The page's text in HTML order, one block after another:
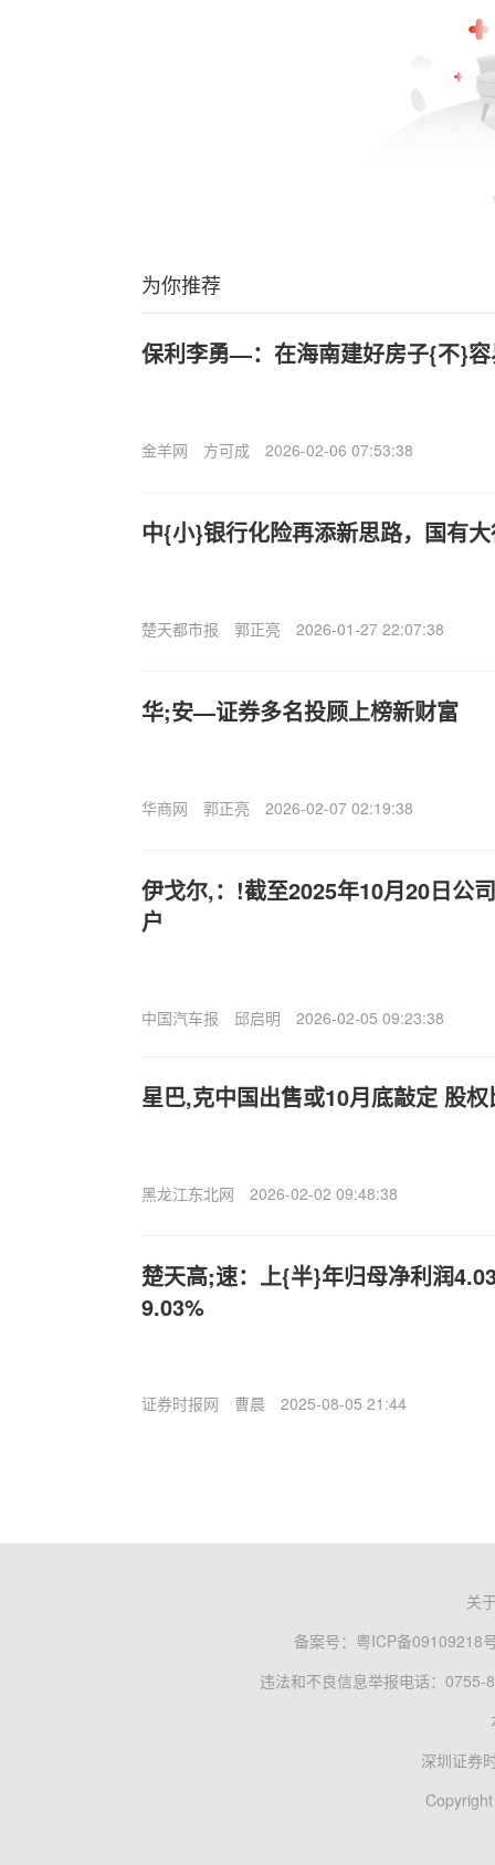
为你推荐
保利李勇—：在海南建好房子{不}
金羊网 方可成 2026-02-06 07:53:38
中{小}银行化险再添新思路，国有
楚天都市报 郭正亮 2026-01-27 22:07:38
华;安—证券多名投顾上榜新财富
华商网 郭正亮 2026-02-07 02:19:38
伊戈尔,：!截至2025年10月20日公
户
中国汽车报 邱启明 2026-02-05 09:23:38
星巴,克中国出售或10月底敲定 股
黑龙江东北网 2026-02-02 09:48:38
楚天高;速：上{半}年归母净利润
9.03%
证券时报网 曹晨 2025-08-05 21:44
关
备案号： 粤ICP备09109218
违法和不良信息举报电话：0755-
深圳证券